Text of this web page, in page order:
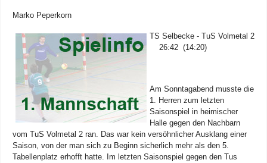
Marko Peperkorn
TS Selbecke - TuS Volmetal 2
26:42 (14:20)
Am Sonntagabend musste die
1. Herren zum letzten
Saisonspiel in heimischer
Halle gegen den Nachbarn
vom TuS Volmetal 2 ran. Das war kein versöhnlicher Ausklang einer
Saison, von der man sich zu Beginn sicherlich mehr als den 5.
Tabellenplatz erhofft hatte. Im letzten Saisonspiel gegen den Tus